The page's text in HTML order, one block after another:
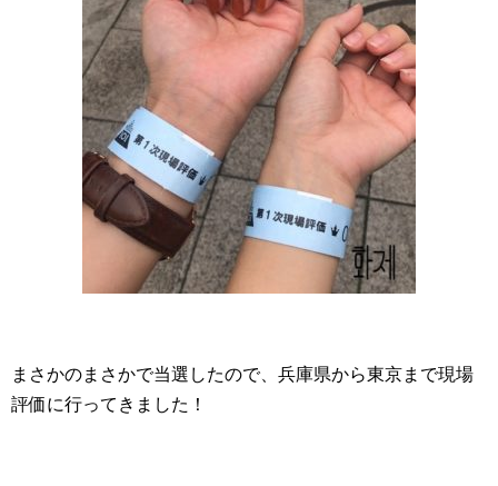
まさかのまさかで当選したので、兵庫県から東京まで現場
評価に行ってきました！